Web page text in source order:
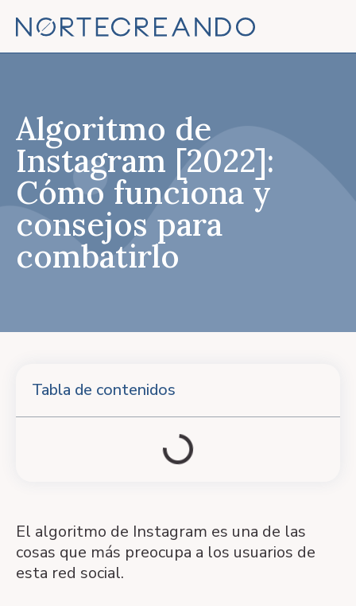
Algoritmo de
Instagram [2022]:
Cómo funciona y
consejos para
combatirlo
Tabla de contenidos
El algoritmo de Instagram es una de las
cosas que más preocupa a los usuarios de
esta red social.